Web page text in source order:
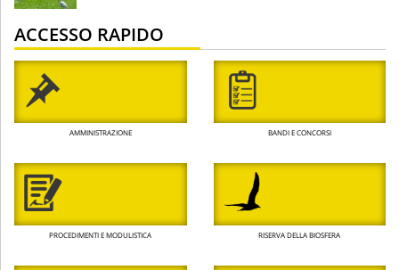
ACCESSO RAPIDO
AMMINISTRAZIONE BANDI E CONCORSI
PROCEDIMENTI E MODULISTICA RISERVA DELLA BIOSFERA